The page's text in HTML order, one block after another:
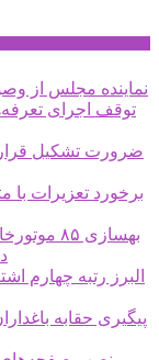
نماینده مجلس از
بهسازی ۸۵ موتورخانه در البرز طی سه‌ماهه نخست امسال